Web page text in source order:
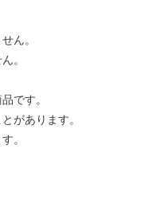
ん。
。
です。
があります。
。